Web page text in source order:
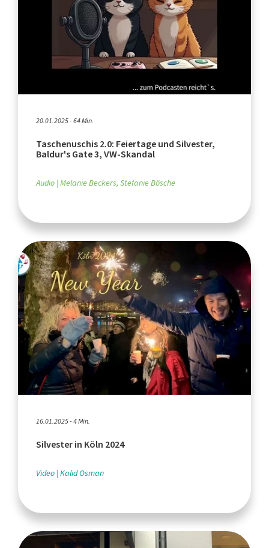
20.01.2025 - 64 Min.
Taschenuschis 2.0: Feiertage und Silvester,
Baldur's Gate 3, VW-Skandal
Audio Melanie Beckers, Stefanie Bösche
16.01.2025 - 4 Min.
Silvester in Köln 2024
Video Kalid Osman